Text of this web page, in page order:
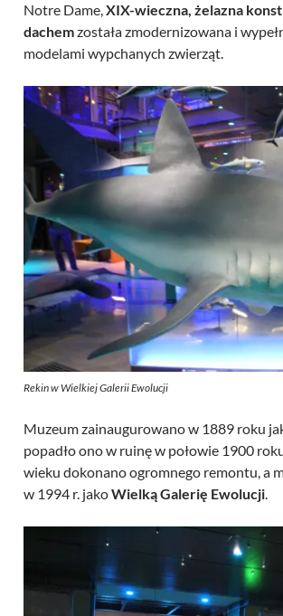
Notre Dame,XIX-wieczna, żelazna
dachemzostała zmodernizowana i
modelami wypchanych zwierząt.
Rekin w Wielkiej Galerii Ewolucji
Muzeum zainaugurowano w 1889 roku
popadło ono w ruinę w połowie 1900
wieku dokonano ogromnego remontu, a
w 1994 r. jakoWielką Galerię Ewolucji.